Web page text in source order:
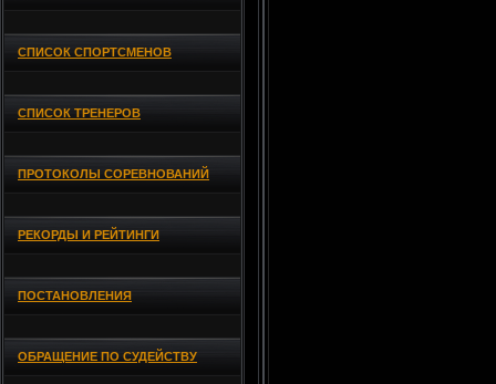
СПИСОК СПОРТСМЕНОВ
СПИСОК ТРЕНЕРОВ
ПРОТОКОЛЫ СОРЕВНОВАНИЙ
РЕКОРДЫ И РЕЙТИНГИ
ПОСТАНОВЛЕНИЯ
ОБРАЩЕНИЕ ПО СУДЕЙСТВУ